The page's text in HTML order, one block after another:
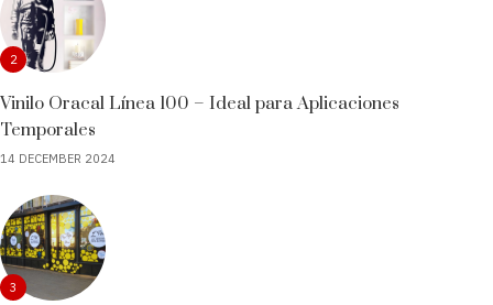
2
Vinilo Oracal Línea 100 – Ideal para Aplicaciones
Temporales
14 DECEMBER 2024
3